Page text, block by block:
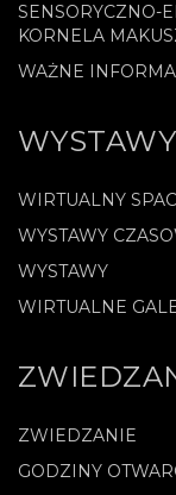
SENSORYCZNO-
KORNELA
WAŻNE
WYSTAWY
WIRTUALNY
WYSTAWY
WYSTAWY
WIRTUALNE
ZWIEDZANIE
GODZINY